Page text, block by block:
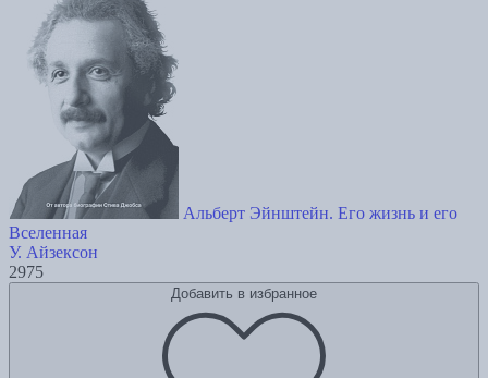
Альберт Эйнштейн. Его жизнь и его
Вселенная
У. Айзексон
2975
Добавить в избранное